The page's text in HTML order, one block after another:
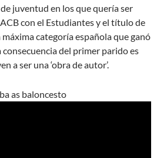
juventud en los que quería ser
con el Estudiantes y el título de
categoría española que ganó
consecuencia del primer parido es
a ser una ‘obra de autor’.